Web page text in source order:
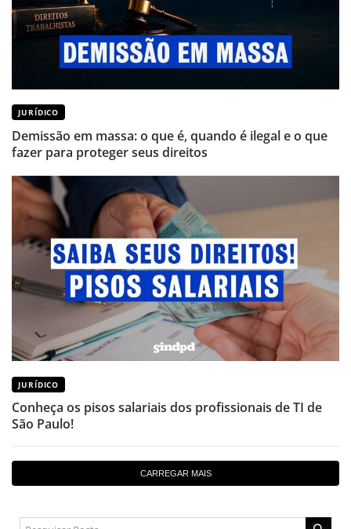
JURÍDICO
Demissão em massa: o que é, quando é ilegal e o que
fazer para proteger seus direitos
JURÍDICO
Conheça os pisos salariais dos profissionais de TI de
São Paulo!
CARREGAR MAIS